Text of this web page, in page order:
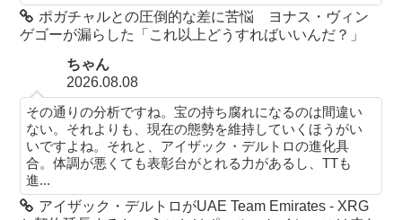
ポガチャルとの圧倒的な差に苦悩 ヨナス・ヴィン
ゲゴーが漏らした「これ以上どうすればいいんだ？」
ちゃん
2026.08.08
その通りの分析ですね。宝の持ち腐れになるのは間違い
ない。それよりも、現在の態勢を維持していくほうがい
いですよね。それと、アイザック・デルトロの進化具
合。体調が悪くても表彰台がとれる力があるし、TTも
進...
アイザック・デルトロがUAE Team Emirates - XRG